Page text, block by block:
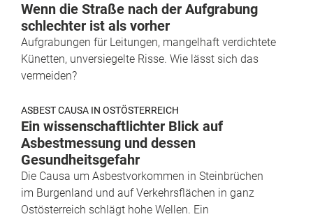
Wenn die Straße nach der Aufgrabung
schlechter ist als vorher
Aufgrabungen für Leitungen, mangelhaft verdichtete
Künetten, unversiegelte Risse. Wie lässt sich das
vermeiden?
ASBEST CAUSA IN OSTÖSTERREICH
Ein wissenschaftlichter Blick auf
Asbestmessung und dessen
Gesundheitsgefahr
Die Causa um Asbestvorkommen in Steinbrüchen
im Burgenland und auf Verkehrsflächen in ganz
Ostösterreich schlägt hohe Wellen. Ein